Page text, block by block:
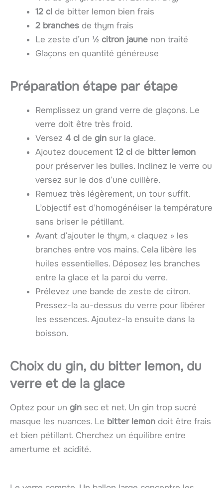
12 cl de bitter lemon bien frais
2 branches de thym frais
Le zeste d’un ½ citron jaune non traité
Glaçons en quantité généreuse
Préparation étape par étape
Remplissez un grand verre de glaçons. Le
verre doit être très froid.
Versez 4 cl de gin sur la glace.
Ajoutez doucement 12 cl de bitter lemon
pour préserver les bulles. Inclinez le verre ou
versez sur le dos d’une cuillère.
Remuez très légèrement, un tour suffit.
L’objectif est d’homogénéiser la température
sans briser le pétillant.
Avant d’ajouter le thym, « claquez » les
branches entre vos mains. Cela libère les
huiles essentielles. Déposez les branches
entre la glace et la paroi du verre.
Prélevez une bande de zeste de citron.
Pressez-la au-dessus du verre pour libérer
les essences. Ajoutez-la ensuite dans la
boisson.
Choix du gin, du bitter lemon, du
verre et de la glace
Optez pour un gin sec et net. Un gin trop sucré
masque les nuances. Le bitter lemon doit être frais
et bien pétillant. Cherchez un équilibre entre
amertume et acidité.